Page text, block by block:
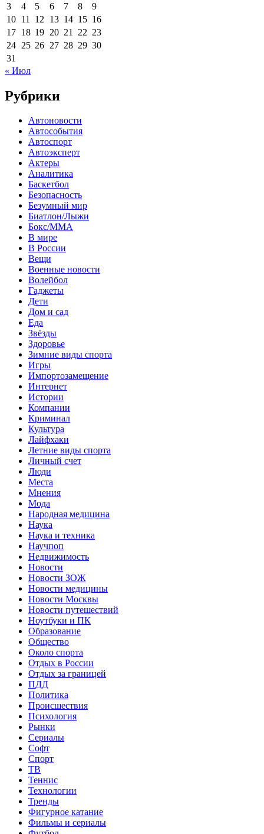
3
4 5 6 7 8
9
10 11 12 13 14 15 16
17 18 19 20 21 22 23
24 25 26 27 28 29 30
31
« Июл
Рубрики
Автоновости
Автособытия
Автоспорт
Автоэксперт
Актеры
Аналитика
Баскетбол
Безопасность
Безумный мир
Биатлон/Лыжи
Бокс/MMA
В мире
В России
Вещи
Военные новости
Волейбол
Гаджеты
Дети
Дом и сад
Еда
Звёзды
Здоровье
Зимние виды спорта
Игры
Импортозамещение
Интернет
Истории
Компании
Криминал
Культура
Лайфхаки
Летние виды спорта
Личный счет
Люди
Места
Мнения
Мода
Народная медицина
Наука
Наука и техника
Научпоп
Недвижимость
Новости
Новости ЗОЖ
Новости медицины
Новости Москвы
Новости путешествий
Ноутбуки и ПК
Образование
Общество
Около спорта
Отдых в России
Отдых за границей
ПДД
Политика
Происшествия
Психология
Рынки
Сериалы
Софт
Спорт
ТВ
Теннис
Технологии
Тренды
Фигурное катание
Фильмы и сериалы